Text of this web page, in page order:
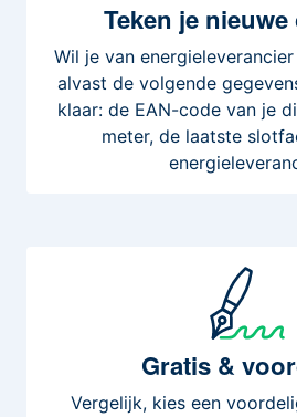
Teken je
Wil je van
alvast de volgende
klaar: de EAN-code van je
meter, de laatste
Gratis &
Vergelijk, kies een